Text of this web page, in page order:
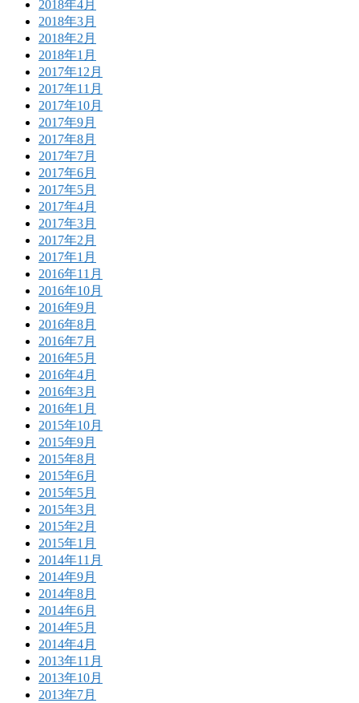
2018年4月
2018年3月
2018年2月
2018年1月
2017年12月
2017年11月
2017年10月
2017年9月
2017年8月
2017年7月
2017年6月
2017年5月
2017年4月
2017年3月
2017年2月
2017年1月
2016年11月
2016年10月
2016年9月
2016年8月
2016年7月
2016年5月
2016年4月
2016年3月
2016年1月
2015年10月
2015年9月
2015年8月
2015年6月
2015年5月
2015年3月
2015年2月
2015年1月
2014年11月
2014年9月
2014年8月
2014年6月
2014年5月
2014年4月
2013年11月
2013年10月
2013年7月